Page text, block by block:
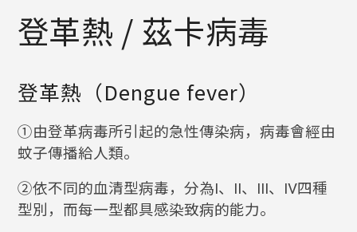
C
登革熱 / 茲卡病毒
登革熱（Dengue fever）
①由登革病毒所引起的急性傳染病，病毒會經由
蚊子傳播給人類。
②依不同的血清型病毒，分為Ⅰ、Ⅱ、Ⅲ、Ⅳ四種
型別，而每一型都具感染致病的能力。